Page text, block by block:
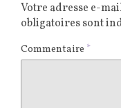
Votre adresse e-
obligatoires sont
Commentaire *